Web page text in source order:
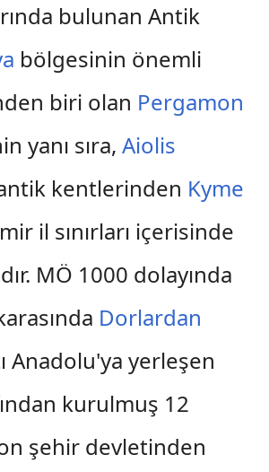
bulunan Antik
bölgesinin önemli
biri olan Pergamon
yanı sıra, Aiolis
kentlerinden Kyme
il sınırları içerisinde
MÖ 1000 dolayında
Dorlardan
Anadolu'ya yerleşen
kurulmuş 12
şehir devletinden